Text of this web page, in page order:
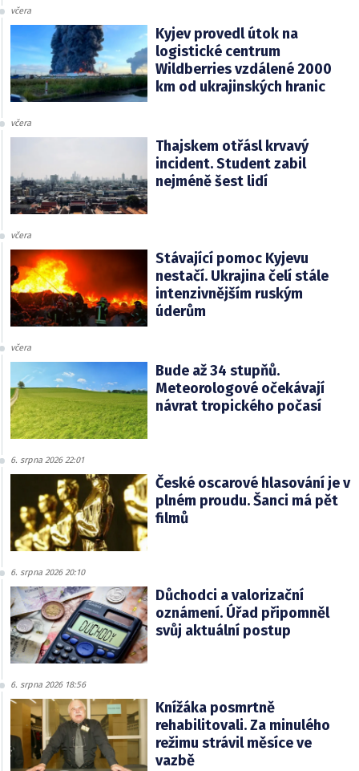
včera
Kyjev provedl útok na
logistické centrum
Wildberries vzdálené 2000
km od ukrajinských hranic
včera
Thajskem otřásl krvavý
incident. Student zabil
nejméně šest lidí
včera
Stávající pomoc Kyjevu
nestačí. Ukrajina čelí stále
intenzivnějším ruským
úderům
včera
Bude až 34 stupňů.
Meteorologové očekávají
návrat tropického počasí
6. srpna 2026 22:01
České oscarové hlasování je v
plném proudu. Šanci má pět
filmů
6. srpna 2026 20:10
Důchodci a valorizační
oznámení. Úřad připomněl
svůj aktuální postup
6. srpna 2026 18:56
Knížáka posmrtně
rehabilitovali. Za minulého
režimu strávil měsíce ve
vazbě